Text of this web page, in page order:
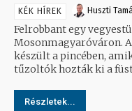
KÉK HÍREK Huszti
Felrobbant egy
Mosonmagyaróváron.
készült a pincében,
tűzoltók hozták ki a
Részletek...